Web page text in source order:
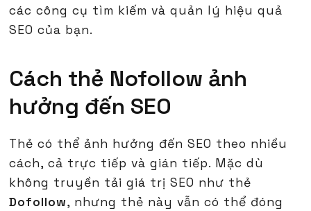
các công cụ tìm kiếm và quản lý hiệu quả
SEO của bạn.
Cách thẻ Nofollow ảnh
hưởng đến SEO
Thẻ có thể ảnh hưởng đến SEO theo nhiều
cách, cả trực tiếp và gián tiếp. Mặc dù
không truyền tải giá trị SEO như thẻ
Dofollow, nhưng thẻ này vẫn có thể đóng